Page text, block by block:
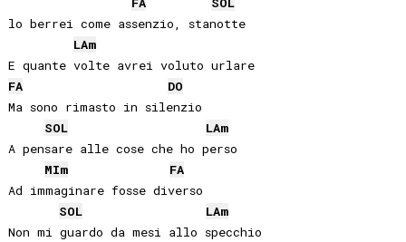
lo berrei come assenzio, stanotte
LAm
E quante volte avrei voluto urlare
FA
DO
Ma sono rimasto in silenzio
SOL
LAm
A pensare alle cose che ho perso
MIm
FA
Ad immaginare fosse diverso
SOL
LAm
Non mi guardo da mesi allo specchio